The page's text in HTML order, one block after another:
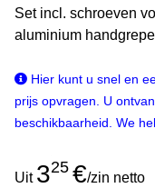
Set incl. schroeven
aluminium
Hier kunt u snel en
prijs opvragen. U
beschikbaarheid. We
Uit 325 €/zin netto